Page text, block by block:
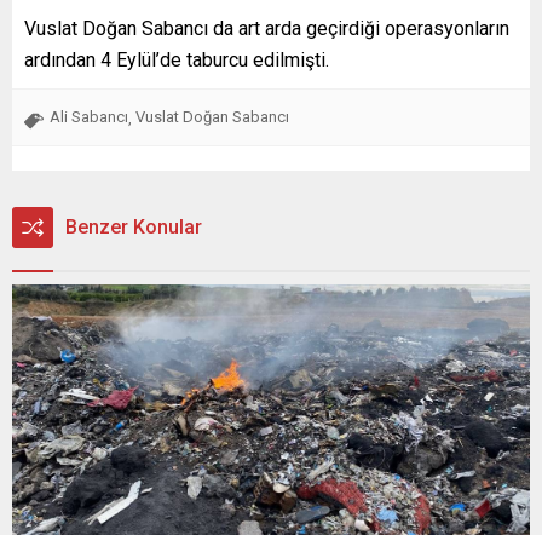
Vuslat Doğan Sabancı da art arda geçirdiği operasyonların
ardından 4 Eylül’de taburcu edilmişti.
Ali Sabancı Vuslat Doğan Sabancı
Benzer Konular